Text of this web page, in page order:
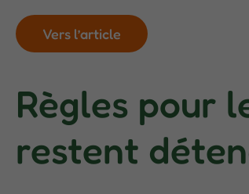
Vers l’article
Règles pour
restent